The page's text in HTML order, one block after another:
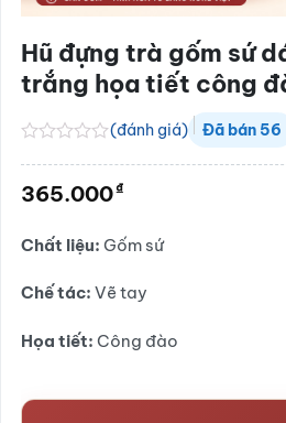
Hũ đựng trà gốm sứ
trắng họa tiết công
hạng
sao
(đánh giá) Đã bán 56
365.000₫
Chất liệu: Gốm sứ
Chế tác: Vẽ tay
Họa tiết: Công đào